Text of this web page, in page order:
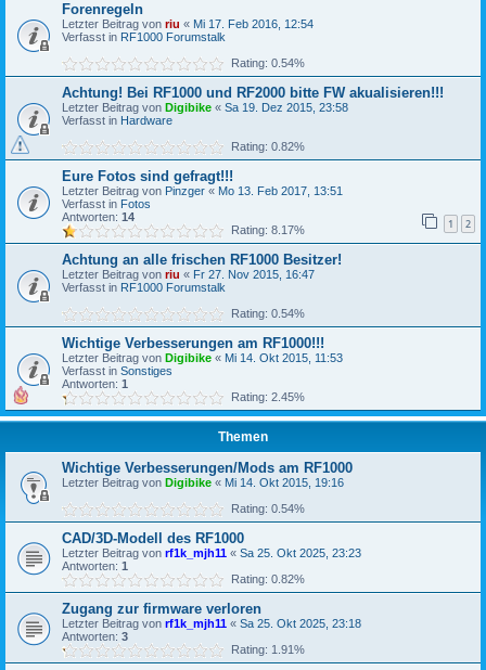
Forenregeln
Letzter Beitrag von riu « Mi 17. Feb 2016, 12:54
Verfasst in RF1000 Forumstalk
Rating: 0.54%
Achtung! Bei RF1000 und RF2000 bitte FW akualisieren!!!
Letzter Beitrag von Digibike « Sa 19. Dez 2015, 23:58
Verfasst in Hardware
Rating: 0.82%
Eure Fotos sind gefragt!!!
Letzter Beitrag von Pinzger « Mo 13. Feb 2017, 13:51
Verfasst in Fotos
Antworten: 14 1 2
Rating: 8.17%
Achtung an alle frischen RF1000 Besitzer!
Letzter Beitrag von riu « Fr 27. Nov 2015, 16:47
Verfasst in RF1000 Forumstalk
Rating: 0.54%
Wichtige Verbesserungen am RF1000!!!
Letzter Beitrag von Digibike « Mi 14. Okt 2015, 11:53
Verfasst in Sonstiges
Antworten: 1
Rating: 2.45%
Themen
Wichtige Verbesserungen/Mods am RF1000
Letzter Beitrag von Digibike « Mi 14. Okt 2015, 19:16
Rating: 0.54%
CAD/3D-Modell des RF1000
Letzter Beitrag von rf1k_mjh11 « Sa 25. Okt 2025, 23:23
Antworten: 1
Rating: 0.82%
Zugang zur firmware verloren
Letzter Beitrag von rf1k_mjh11 « Sa 25. Okt 2025, 23:18
Antworten: 3
Rating: 1.91%